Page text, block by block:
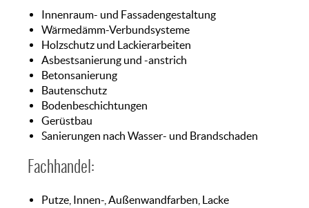
HANSHANS
Innenraum- und Fassadengestaltung
Wärmedämm-Verbundsysteme
Holzschutz und Lackierarbeiten
Asbestsanierung und -anstrich
Betonsanierung
Bautenschutz
Bodenbeschichtungen
Gerüstbau
Sanierungen nach Wasser- und Brandschaden
Fachhandel:
Putze, Innen-, Außenwandfarben, Lacke